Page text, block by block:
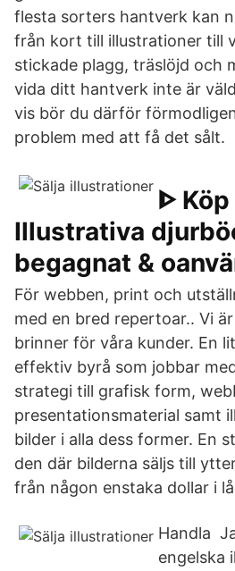
flesta sorters hantverk kan
från kort till illustrationer till
stickade plagg, träslöjd och
vida ditt hantverk inte är
vis bör du därför
problem med att få det sålt.
ᐈ
Illustrativa
begagnat &
För webben, print och
med en bred repertoar.. Vi
brinner för våra kunder. En
effektiv byrå som jobbar
strategi till grafisk form,
presentationsmaterial samt
bilder i alla dess former. En
den där bilderna säljs till
från någon enstaka dollar i
Handla
engelska